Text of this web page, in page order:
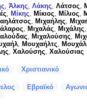
, Άλκης, Λάκης, Λάτσος,
, Μίκης, Μίκιος, Μίλιος,
, Μιχαήλης,
, Μιχαλάς, Μιχάλης
, Μιχαλούσης,
, Μουχαήλτς,
, Χαλούσης, Χαλούσιας
Χριστιανικό
Εβραϊκό